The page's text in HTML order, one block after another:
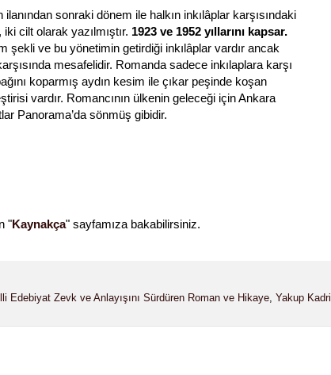
ilanından sonraki dönem ile halkın inkılâplar karşısındaki
cilt olarak yazılmıştır. 1923 ve 1952 yıllarını kapsar.
şekli ve bu yönetimin getirdiği inkılâplar vardır ancak
mesafelidir. Romanda sadece inkılaplara karşı
koparmış aydın kesim ile çıkar peşinde koşan
vardır. Romancının ülkenin geleceği için Ankara
Panorama’da sönmüş gibidir.
"Kaynakça" sayfamıza bakabilirsiniz.
Edebiyat Zevk ve Anlayışını Sürdüren Roman ve Hikaye, Yakup Kadri